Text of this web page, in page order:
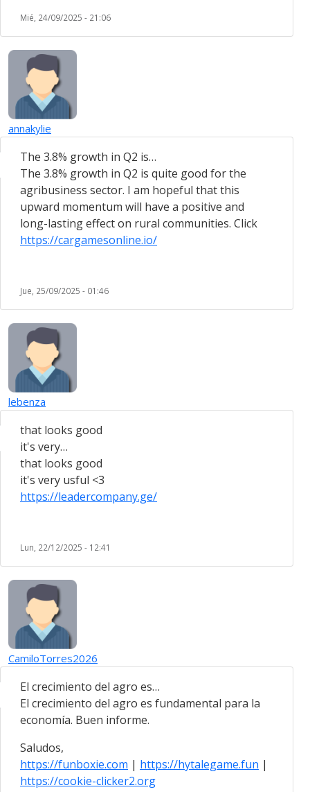
Mié, 24/09/2025 - 21:06
annakylie
The 3.8% growth in Q2 is…
The 3.8% growth in Q2 is quite good for the
agribusiness sector. I am hopeful that this
upward momentum will have a positive and
long-lasting effect on rural communities. Click
https://cargamesonline.io/
Jue, 25/09/2025 - 01:46
lebenza
that looks good
it's very…
that looks good
it's very usful <3
https://leadercompany.ge/
Lun, 22/12/2025 - 12:41
CamiloTorres2026
El crecimiento del agro es…
El crecimiento del agro es fundamental para la
economía. Buen informe.
Saludos,
https://funboxie.com | https://hytalegame.fun |
https://cookie-clicker2.org